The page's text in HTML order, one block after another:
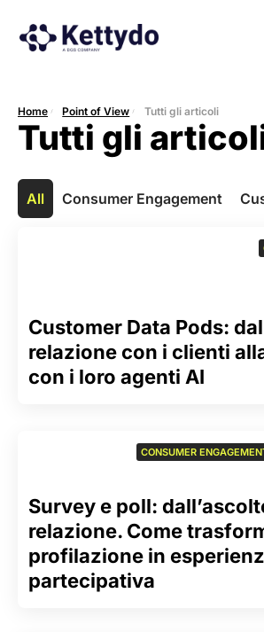
Home Point of View Tutti gli articoli
Tutti gli
Consumer Engagement
All
Customer Data Pods:
relazione con i clienti
con i loro agenti AI
Survey e poll:
relazione. Come
profilazione in
partecipativa
CONSUMER